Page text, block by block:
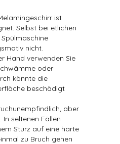
ist
Selbst bei etlichen
nicht.
Hand verwenden Sie
oder
könnte die
beschädigt
aber
seltenen Fällen
Sturz auf eine harte
zu Bruch gehen